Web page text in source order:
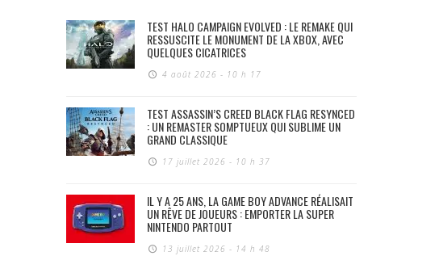
TEST HALO CAMPAIGN EVOLVED : LE REMAKE QUI
RESSUSCITE LE MONUMENT DE LA XBOX, AVEC
QUELQUES CICATRICES
4 août 2026 - 10 h 17
TEST ASSASSIN’S CREED BLACK FLAG RESYNCED
: UN REMASTER SOMPTUEUX QUI SUBLIME UN
GRAND CLASSIQUE
17 juillet 2026 - 10 h 37
IL Y A 25 ANS, LA GAME BOY ADVANCE RÉALISAIT
UN RÊVE DE JOUEURS : EMPORTER LA SUPER
NINTENDO PARTOUT
13 juillet 2026 - 14 h 48